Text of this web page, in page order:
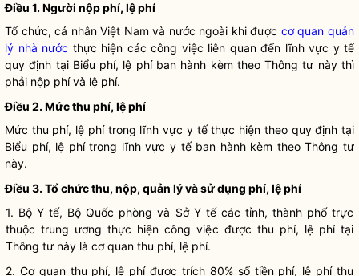
Điều 1. Người nộp phí, lệ phí
Tổ chức, cá nhân Việt Nam và nước ngoài khi được cơ quan quản
lý nhà nước thực hiện các công việc liên quan đến lĩnh vực y tế
quy định tại Biểu phí, lệ phí ban hành kèm theo Thông tư này thì
phải nộp phí và lệ phí.
Điều 2. Mức thu phí, lệ phí
Mức thu phí, lệ phí trong lĩnh vực y tế thực hiện theo quy định tại
Biểu phí, lệ phí trong lĩnh vực y tế ban hành kèm theo Thông tư
này.
Điều 3. Tổ chức thu, nộp, quản lý và sử dụng phí, lệ phí
1. Bộ Y tế, Bộ Quốc phòng và Sở Y tế các tỉnh, thành phố trực
thuộc trung ương thực hiện công việc được thu phí, lệ phí tại
Thông tư này là cơ quan thu phí, lệ phí.
2. Cơ quan thu phí, lệ phí được trích 80% số tiền phí, lệ phí thu